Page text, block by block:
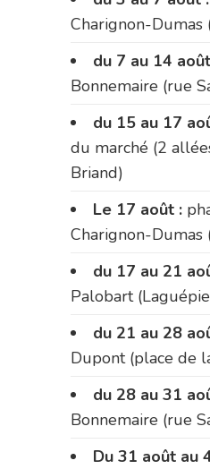
Charignon-Dumas
du 7 au 14
Bonnemaire (rue
du 15 au 17
du marché (2
Briand)
Le 17 août :
Charignon-Dumas
du 17 au 21
Palobart
du 21 au 28
Dupont (place de
du 28 au 31
Bonnemaire (rue
Du 31 août au